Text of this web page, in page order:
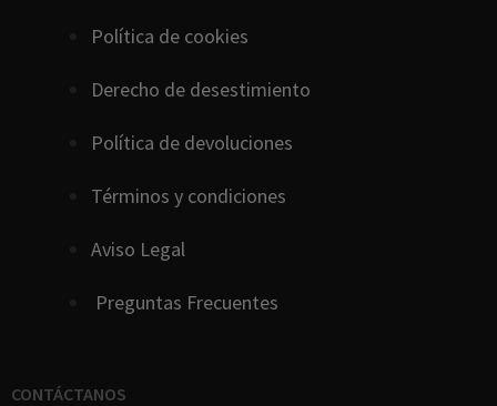
Política de cookies
Derecho de desestimiento
Política de devoluciones
Términos y condiciones
Aviso Legal
Preguntas Frecuentes
CONTÁCTANOS